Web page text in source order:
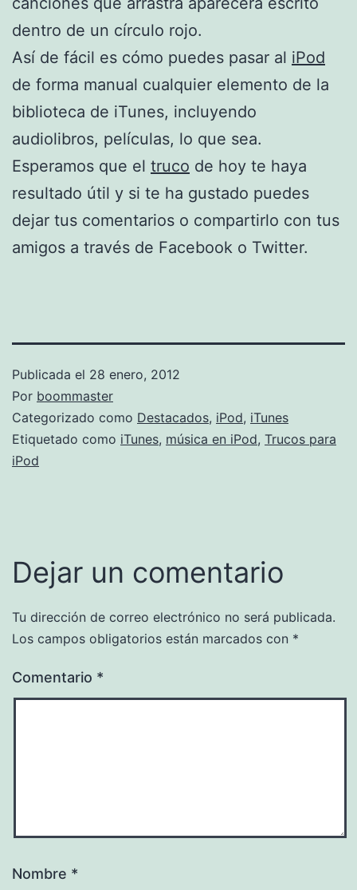
dentro de un círculo rojo.
Así de fácil es cómo puedes pasar al iPod
de forma manual cualquier elemento de la
biblioteca de iTunes, incluyendo
audiolibros, películas, lo que sea.
Esperamos que el truco de hoy te haya
resultado útil y si te ha gustado puedes
dejar tus comentarios o compartirlo con tus
amigos a través de Facebook o Twitter.
Publicada el 28 enero, 2012
Por boommaster
Categorizado como Destacados, iPod, iTunes
Etiquetado como iTunes, música en iPod, Trucos para
iPod
Dejar un comentario
Tu dirección de correo electrónico no será publicada.
Los campos obligatorios están marcados con *
Comentario *
Nombre *